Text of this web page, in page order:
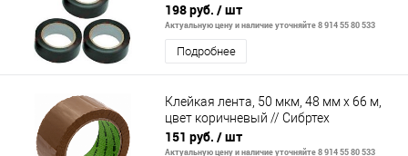
198 руб. / шт
Актуальную цену и наличие уточняйте 8 914 55 80 533
Подробнее
Клейкая лента, 50 мкм, 48 мм х 66 м,
цвет коричневый // Сибртех
151 руб. / шт
Актуальную цену и наличие уточняйте 8 914 55 80 533